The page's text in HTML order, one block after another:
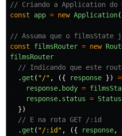
// Criando a Application do
const
app = new Application
// Assuma que o filmsState
const
filmsRouter = new
filmsRouter
// Indicando que este
. get ( "/" , ({ response })
response. body =
response. status = Status
})
// E na rota GET /:id
. get ( "/:id " , ({ response,